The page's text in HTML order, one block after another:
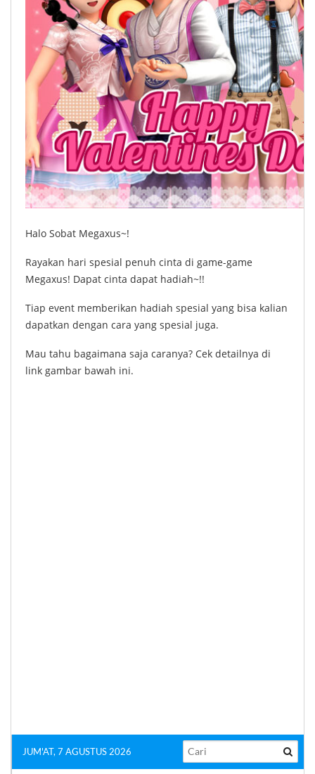
Halo Sobat Megaxus~!
Rayakan hari spesial penuh cinta di game-game
Megaxus! Dapat cinta dapat hadiah~!!
Tiap event memberikan hadiah spesial yang bisa kalian
dapatkan dengan cara yang spesial juga.
Mau tahu bagaimana saja caranya? Cek detailnya di
link gambar bawah ini.
JUM'AT, 7 AGUSTUS 2026